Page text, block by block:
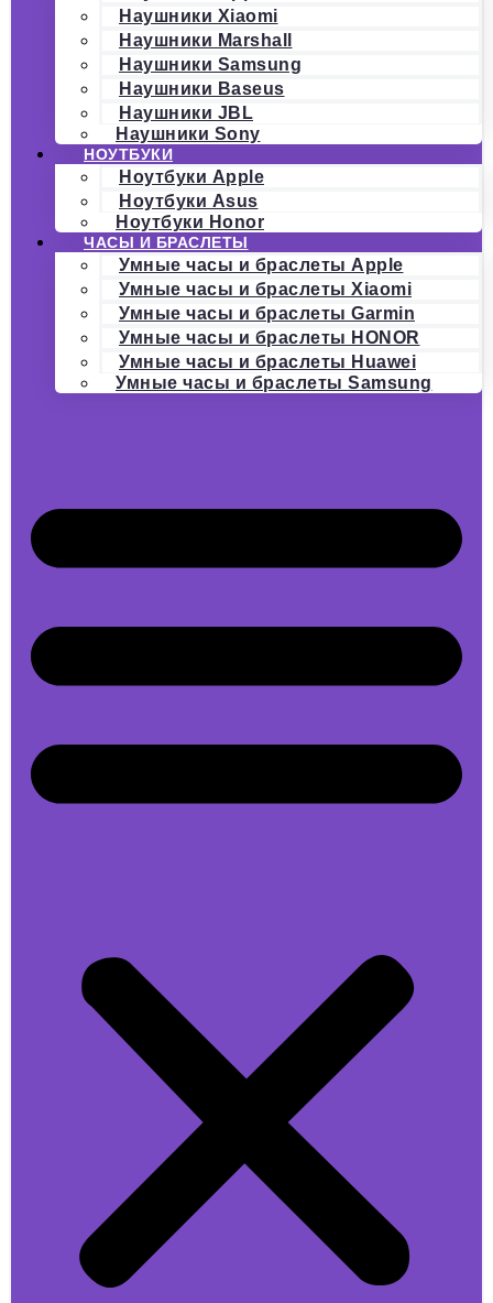
Наушники Xiaomi
Наушники Marshall
Наушники Samsung
Наушники Baseus
Наушники JBL
Наушники Sony
НОУТБУКИ
Ноутбуки Apple
Ноутбуки Asus
Ноутбуки Honor
ЧАСЫ И БРАСЛЕТЫ
Умные часы и браслеты Apple
Умные часы и браслеты Xiaomi
Умные часы и браслеты Garmin
Умные часы и браслеты HONOR
Умные часы и браслеты Huawei
Умные часы и браслеты Samsung